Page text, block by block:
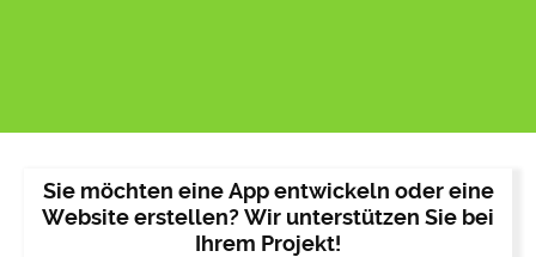
Sie möchten eine App entwickeln oder eine
Website erstellen? Wir unterstützen Sie bei
Ihrem Projekt!